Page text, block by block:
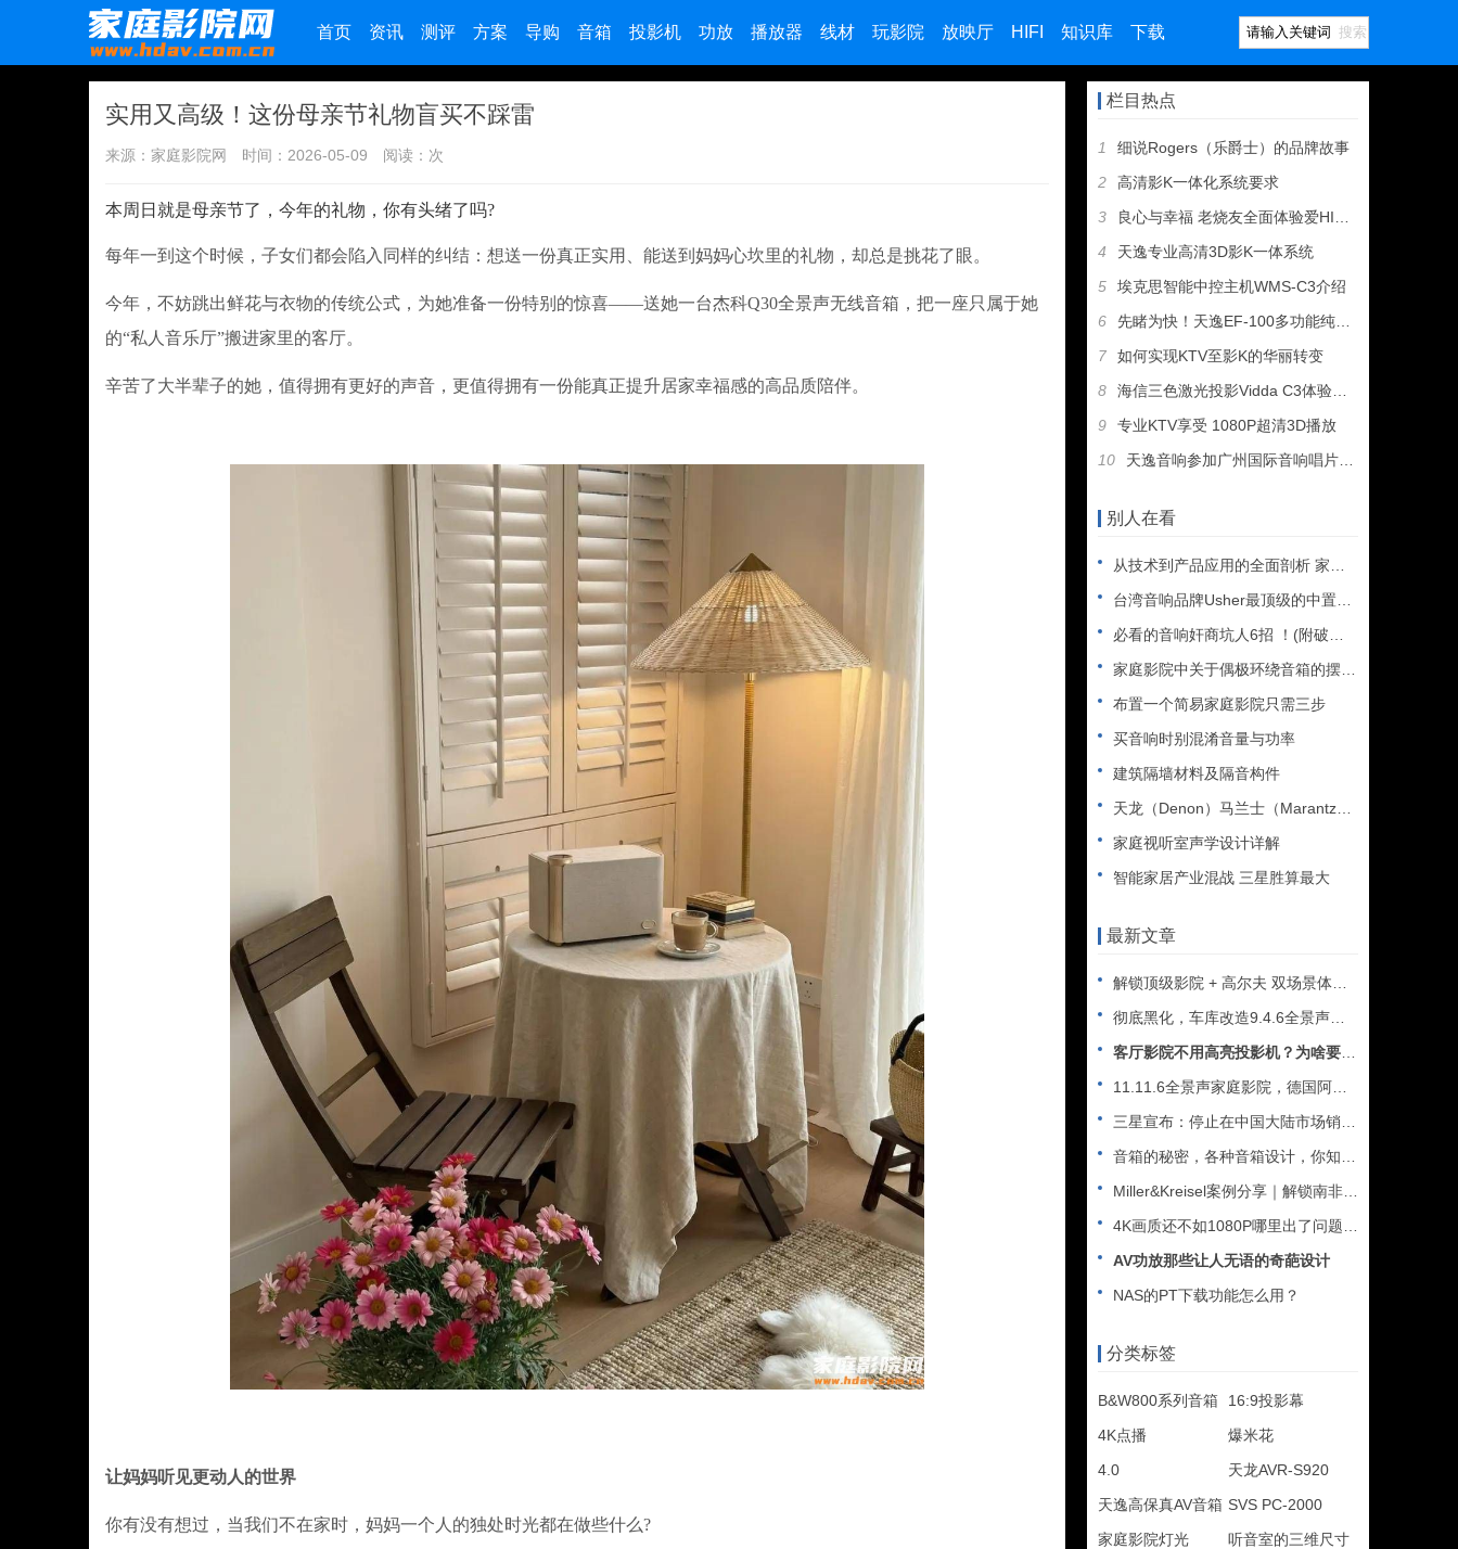
首页 资讯 测评 方案 导购 音箱 投影机 功放 播放器 线材 玩影院 放映厅 HIFI 知识库 下载 搜索
实用又高级！这份母亲节礼物盲买不踩雷
来源：家庭影院网 时间：2026-05-09 阅读： 次
本周日就是母亲节了，今年的礼物，你有头绪了吗?
每年一到这个时候，子女们都会陷入同样的纠结：想送一份真正实用、能送到妈妈心坎里的礼物，却总是挑花了眼。
今年，不妨跳出鲜花与衣物的传统公式，为她准备一份特别的惊喜——送她一台杰科Q30全景声无线音箱，把一座只属于她
的“私人音乐厅”搬进家里的客厅。
辛苦了大半辈子的她，值得拥有更好的声音，更值得拥有一份能真正提升居家幸福感的高品质陪伴。
让妈妈听见更动人的世界
你有没有想过，当我们不在家时，妈妈一个人的独处时光都在做些什么?
栏目热点
1
细说Rogers（乐爵士）的品牌故事
2
高清影K一体化系统要求
3
良心与幸福 老烧友全面体验爱HIFI歌剧二号
4
天逸专业高清3D影K一体系统
5
埃克思智能中控主机WMS-C3介绍
6
先睹为快！天逸EF-100多功能纯甲类耳机放大器即将上市
7
如何实现KTV至影K的华丽转变
8
海信三色激光投影Vidda C3体验——支持杜比视界到底值不
9
专业KTV享受 1080P超清3D播放
10
天逸音响参加广州国际音响唱片展，丰厚大奖等您拿！
别人在看
从技术到产品应用的全面剖析 家用DolbyAtmos构建攻略
台湾音响品牌Usher最顶级的中置音箱
必看的音响奸商坑人6招 ！(附破解招式）
家庭影院中关于偶极环绕音箱的摆位与配置
布置一个简易家庭影院只需三步
买音响时别混淆音量与功率
建筑隔墙材料及隔音构件
天龙（Denon）马兰士（Marantz）联手提供Auro-
家庭视听室声学设计详解
智能家居产业混战 三星胜算最大
最新文章
解锁顶级影院 + 高尔夫 双场景体验 —— 德国 ASCEN
彻底黑化，车库改造9.4.6全景声家庭影院
客厅影院不用高亮投影机？为啥要用抗光幕？
11.11.6全景声家庭影院，德国阿斯顿Ascendo落地南
三星宣布：停止在中国大陆市场销售所有家电
音箱的秘密，各种音箱设计，你知道几个？ 哪种最好？
Miller&Kreisel案例分享｜解锁南非Bry
4K画质还不如1080P哪里出了问题？怎么分辨高质量4K片源
AV功放那些让人无语的奇葩设计
NAS的PT下载功能怎么用？
分类标签
B&W800系列音箱
16:9投影幕
4K点播
爆米花
4.0
天龙AVR-S920
天逸高保真AV音箱 SVS PC-2000
家庭影院灯光
听音室的三维尺寸